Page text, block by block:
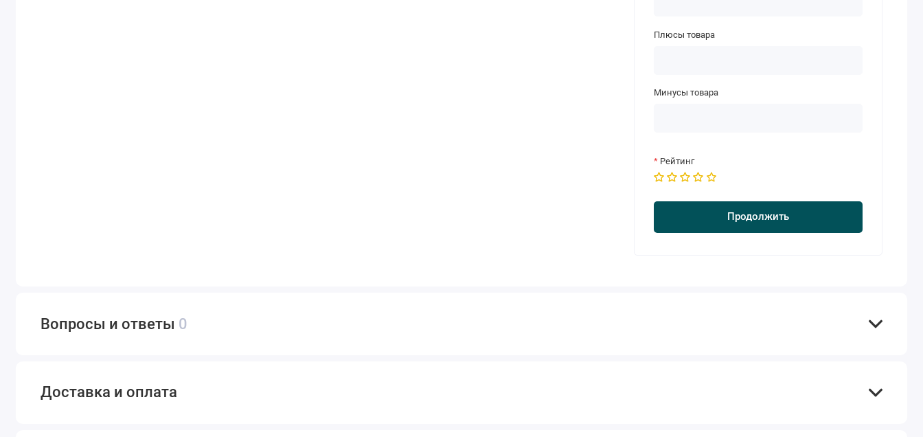
Плюсы товара
Минусы товара
Рейтинг
Продолжить
Вопросы и ответы 0
Доставка и оплата